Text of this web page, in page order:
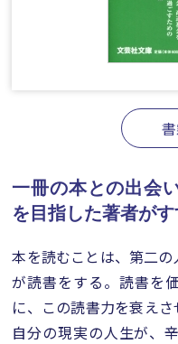
一冊の本との出会い
を目指した著者が
本を読むことは、第二
が読書をする。読書を
に、この読書力を衰えさ
自分の現実の人生が、